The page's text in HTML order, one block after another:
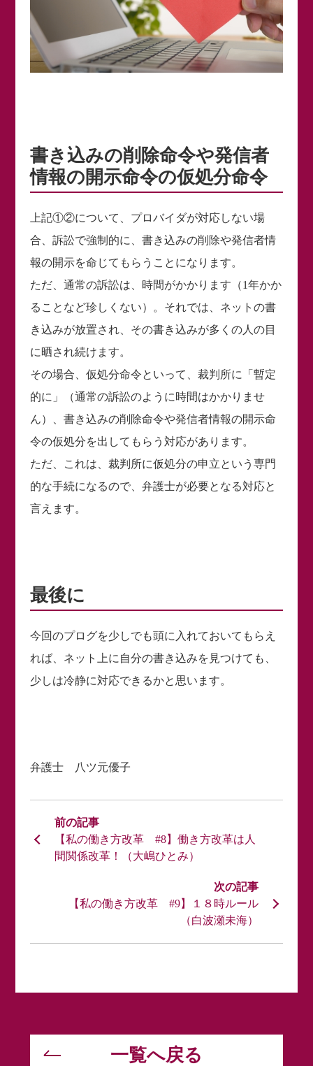
書き込みの削除命令や発信者
情報の開示命令の仮処分命令
上記①②について、プロバイダが対応しない場
合、訴訟で強制的に、書き込みの削除や発信者情
報の開示を命じてもらうことになります。
ただ、通常の訴訟は、時間がかかります（1年かか
ることなど珍しくない）。それでは、ネットの書
き込みが放置され、その書き込みが多くの人の目
に晒され続けます。
その場合、仮処分命令といって、裁判所に「暫定
的に」（通常の訴訟のように時間はかかりませ
ん）、書き込みの削除命令や発信者情報の開示命
令の仮処分を出してもらう対応があります。
ただ、これは、裁判所に仮処分の申立という専門
的な手続になるので、弁護士が必要となる対応と
言えます。
最後に
今回のプログを少しでも頭に入れておいてもらえ
れば、ネット上に自分の書き込みを見つけても、
少しは冷静に対応できるかと思います。
弁護士 八ツ元優子
【私の働き方改革 #8】働き方改革は人
間関係改革！（大嶋ひとみ）
【私の働き方改革 #9】１８時ルール
（白波瀬未海）
一覧へ戻る